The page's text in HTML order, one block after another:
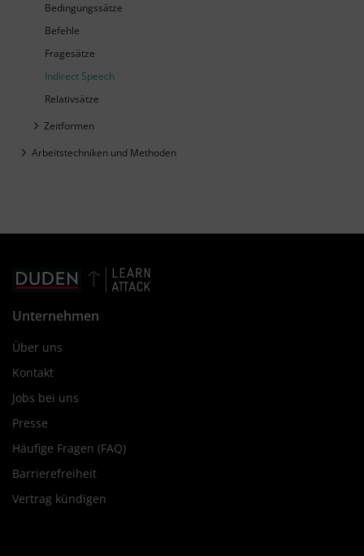
Bedingungssätze
Befehle
Fragesätze
Indirect Speech
Relativsätze
Zeitformen
Arbeitstechniken und Methoden
Unternehmen
Über uns
Kontakt
Jobs bei uns
Presse
Häufige Fragen (FAQ)
Barrierefreiheit
Vertrag kündigen